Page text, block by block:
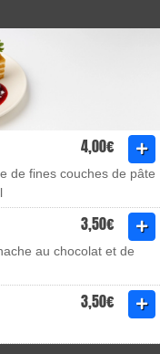
4,00€
de fines couches de pâte
3,50€
au chocolat et de
3,50€